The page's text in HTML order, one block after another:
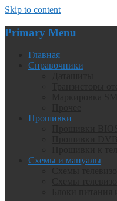
Skip to content
Primary Menu
Главная
Справочники
Прошивки
Схемы и мануалы